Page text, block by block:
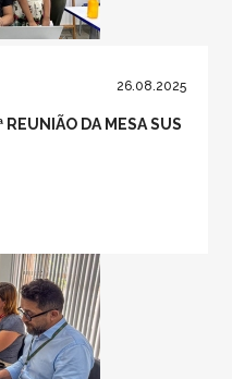
26.08.2025
DA MESA SUS